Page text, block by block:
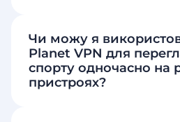
Чи можу я
Planet VPN для
спорту одночасно на
пристроях?